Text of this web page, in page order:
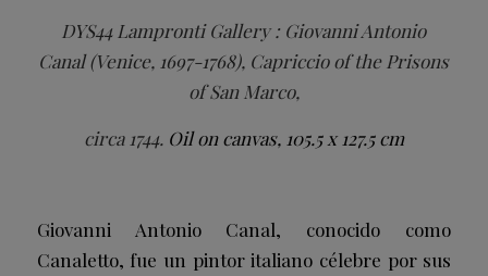
DYS44 Lampronti Gallery : Giovanni Antonio
Canal (Venice, 1697-1768), Capriccio of the Prisons
of San Marco,
circa 1744.Oil on canvas, 105.5 x 127.5 cm
Giovanni Antonio Canal, conocido como
Canaletto, fue un pintor italiano célebre por sus